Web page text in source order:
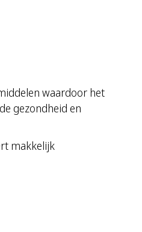
waardoor het
gezondheid en
makkelijk